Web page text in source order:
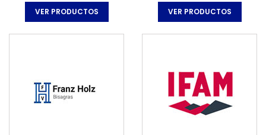
VER PRODUCTOS VER PRODUCTOS